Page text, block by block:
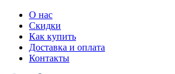
О нас
Скидки
Как купить
Доставка и оплата
Контакты